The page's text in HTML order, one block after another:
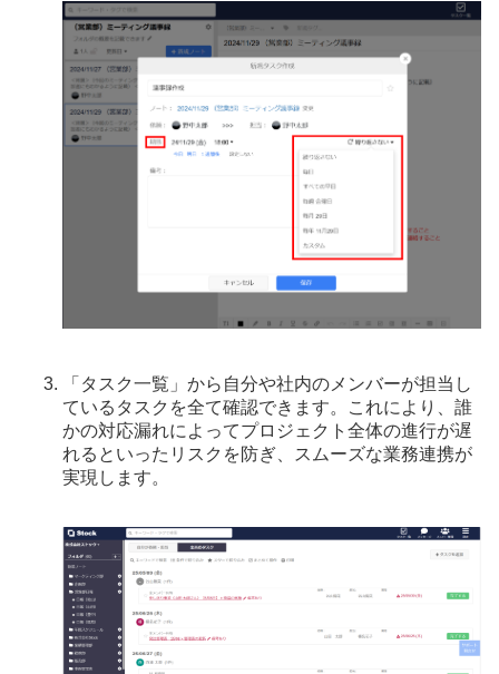
「タスク一覧」から自分や社内のメンバーが担当し
ているタスクを全て確認できます。これにより、誰
かの対応漏れによってプロジェクト全体の進行が遅
れるといったリスクを防ぎ、スムーズな業務連携が
実現します。